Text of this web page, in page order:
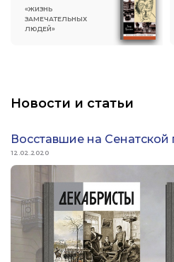
«ЖИЗНЬ
ЗАМЕЧАТЕЛЬНЫХ
ЛЮДЕЙ»
Новости и статьи
Восставшие на
12.02.2020